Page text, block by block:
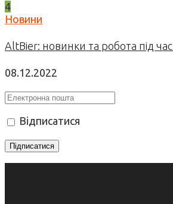
4
Новини
AltBier: новинки та робота під час
08.12.2022
Відписатися